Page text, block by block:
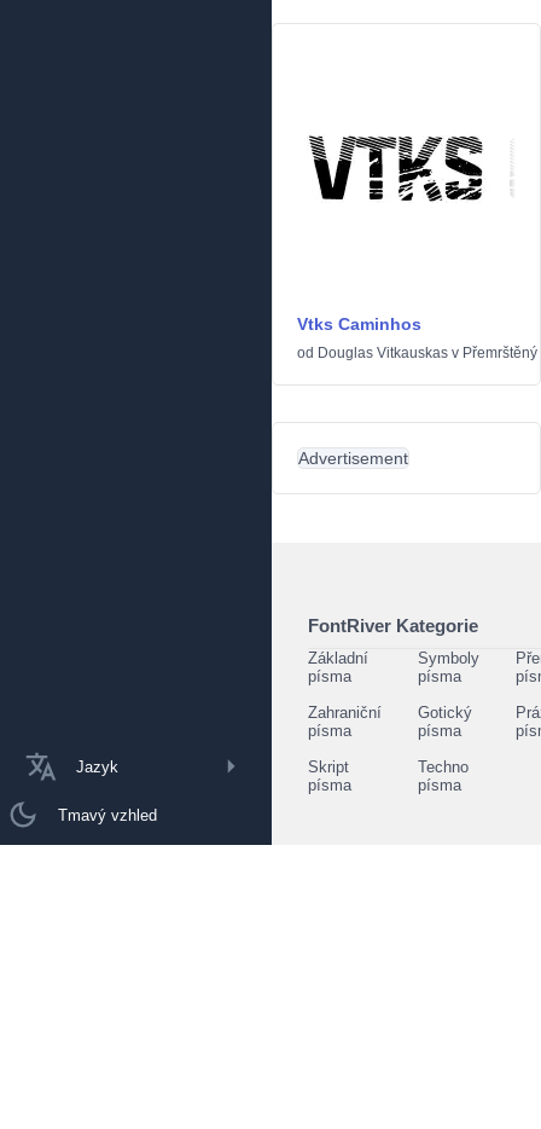
Jazyk
Tmavý vzhled
Vtks Caminhos
od Douglas Vitkauskas v Přemrštěný
Advertisement
FontRiver Kategorie
Základní
písma
Symboly
písma
Zahraniční
písma
Gotický
písma
Skript
písma
Techno
písma